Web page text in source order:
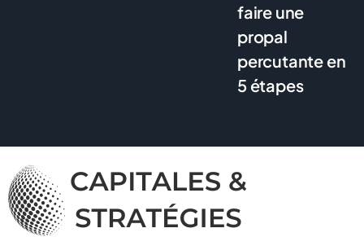
faire une
propal
percutante en
5 étapes